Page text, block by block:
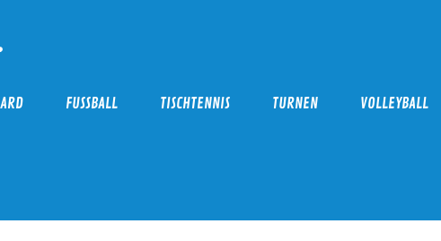
FUSSBALL TISCHTENNIS TURNEN VOLLEYBALL